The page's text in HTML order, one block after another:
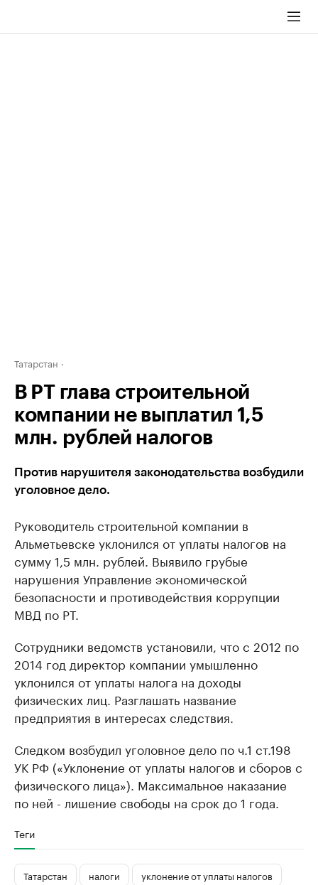
Татарстан
В РТ глава строительной
компании не выплатил 1,5
млн. рублей налогов
Против нарушителя законодательства возбудили
уголовное дело.
Руководитель строительной компании в
Альметьевске уклонился от уплаты налогов на
сумму 1,5 млн. рублей. ​Выявило грубые
нарушения Управление экономической
безопасности и противодействия коррупции
МВД по РТ.
Сотрудники ведомств установили, что с 2012 по
2014 год директор компании умышленно
уклонился от уплаты налога на доходы
физических лиц. Разглашать название
предприятия в интересах следствия.
Следком возбудил уголовное дело по ч.1 ст.198
УК РФ («Уклонение от уплаты налогов и сборов с
физического лица»). Максимальное наказание
по ней - лишение свободы на срок до 1 года.
Теги
Татарстан налоги уклонение от уплаты налогов